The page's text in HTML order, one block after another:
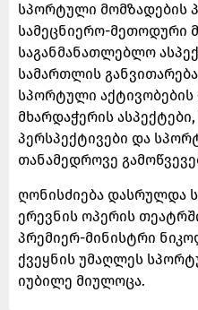
სპორტული მომზადების
სამეცნიერო-მეთოდური
საგანმანათლებლო
სამართლის
სპორტული
მხარდაჭერის
პერსპექტივები და
თანამედროვე
ღონისძიება დასრულდა
ერევნის ოპერის
პრემიერ-მინისტრი
ქვეყნის უმაღლეს
იუბილე მიულოცა.